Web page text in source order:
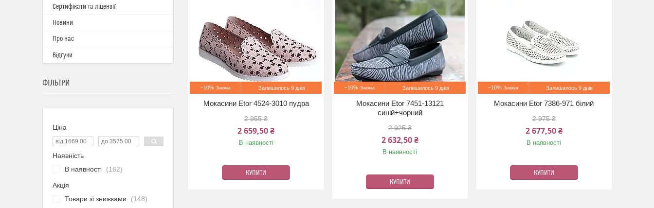
–10% Залишилось 9 днів
Мокасини Etor 4524-3010 пудра
2 955 ₴
2 659,50 ₴
В наявності
КУПИТИ
–10% Залишилось 9 днів
Мокасини Etor 7451-13121
синій+чорний
2 925 ₴
2 632,50 ₴
В наявності
КУПИТИ
–10% Залишилось 9 днів
Мокасини Etor 7386-971 білий
2 975 ₴
2 677,50 ₴
В наявності
КУПИТИ
Сертифікати та ліцензії
Новини
Про нас
Відгуки
ФІЛЬТРИ
Ціна
Наявність
В наявності
162
Акція
Товари зі знижками
148